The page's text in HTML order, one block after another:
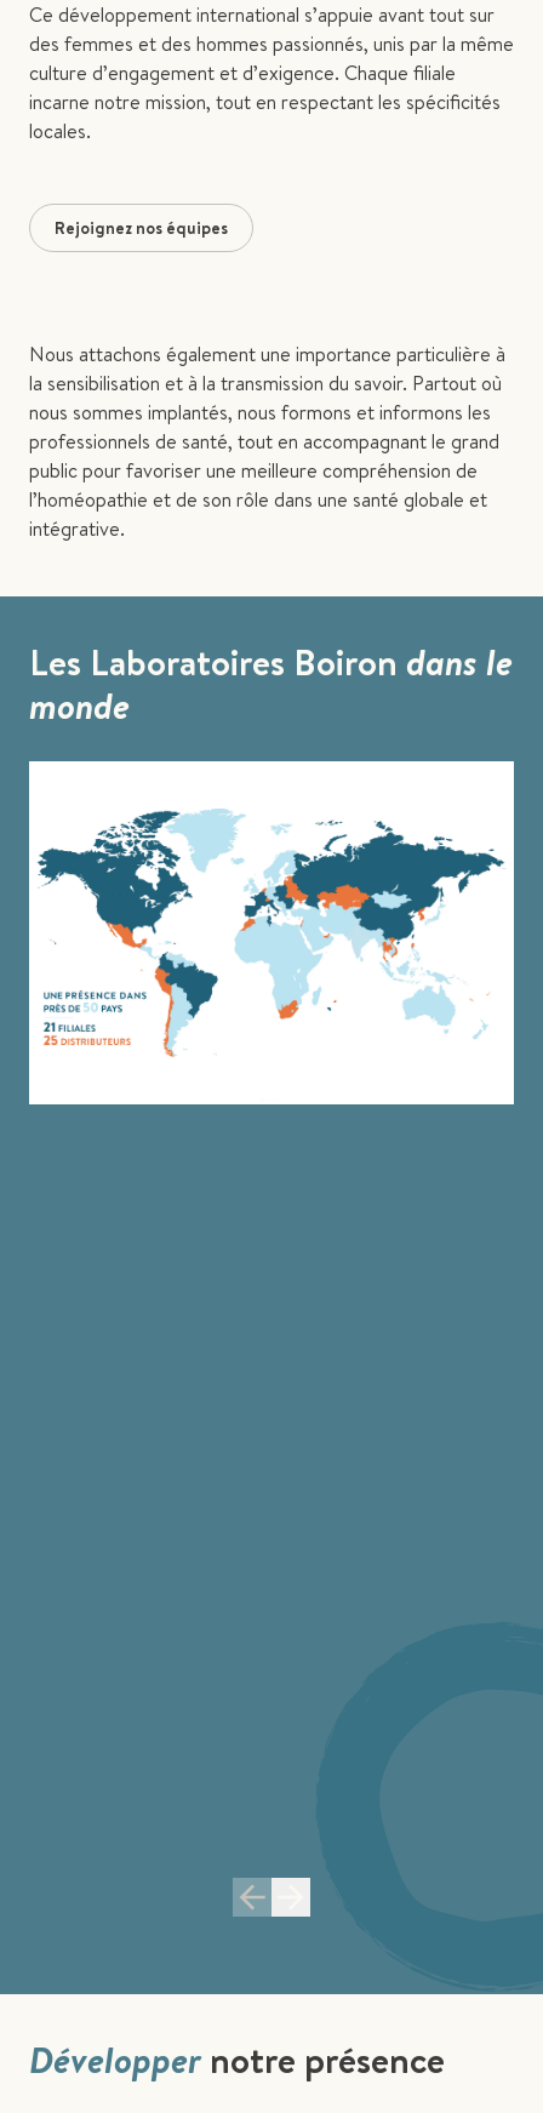
Ce développement international s’appuie avant tout sur
des femmes et des hommes passionnés, unis par la même
culture d’engagement et d’exigence. Chaque filiale
incarne notre mission, tout en respectant les spécificités
locales.
Rejoignez nos équipes
Nous attachons également une importance particulière à
la sensibilisation et à la transmission du savoir. Partout où
nous sommes implantés, nous formons et informons les
professionnels de santé, tout en accompagnant le grand
public pour favoriser une meilleure compréhension de
l’homéopathie et de son rôle dans une santé globale et
intégrative.
Les Laboratoires Boiron dans le
monde
Développernotre présence